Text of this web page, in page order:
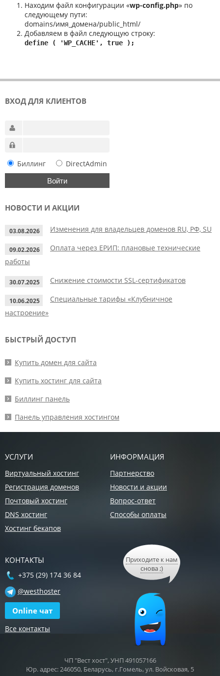
Находим файл конфигурации «wp-config.php» по
следующему пути:
domains/имя_домена/public_html/
Добавляем в файл следующую строку:
define ( 'WP_CACHE', true );
ВХОД ДЛЯ КЛИЕНТОВ
Биллинг DirectAdmin
НОВОСТИ И АКЦИИ
03.08.2026 Изменения для владельцев доменов RU, РФ, SU
09.02.2026
Оплата через ЕРИП: плановые технические
работы
30.07.2025 Снижение стоимости SSL-сертификатов
10.06.2025
Специальные тарифы «Клубничное
настроение»
БЫСТРЫЙ ДОСТУП
Купить домен для сайта
Купить хостинг для сайта
Биллинг панель
Панель управления хостингом
УСЛУГИ
Виртуальный хостинг
Регистрация доменов
Почтовый хостинг
DNS хостинг
Хостинг бекапов
ИНФОРМАЦИЯ
Партнерство
Новости и акции
Вопрос-ответ
Способы оплаты
КОНТАКТЫ
+375 (29) 174 36 84
@westhoster
Online чат
Все контакты
Приходите к нам
снова ;)
ЧП "Вест хост", УНП 491057166
Юр. адрес: 246050, Беларусь, г.Гомель, ул. Войсковая, 5